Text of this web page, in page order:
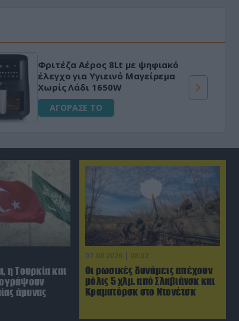
«Μαγική» φόρμουλα τριβόλι + VIP
για αύξηση της λίμπιντο
ΑΓΟΡΑΣΕ ΤΟ
07.08.2026 | 08:02
Οι ρωσικές δυνάμεις απέχουν
μόλις 5 χλμ. από Σλαβιάνσκ και
Κραματόρσκ στο Ντονέτσκ
η Τουρκία και
άμυνας